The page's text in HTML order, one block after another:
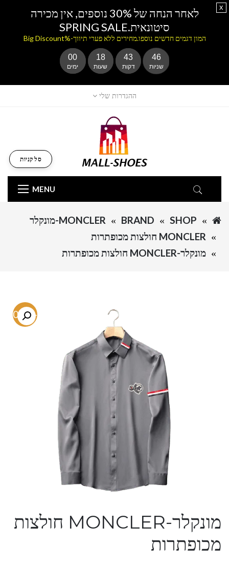
ההגדרות שלי
MENU
סל קניות
SHOP
BRAND
MONCLER-מונקלר
MONCLER חולצות מכופתרות
מונקלר-MONCLER חולצות מכופתרות
-80.2%
מונקלר-MONCLER חולצות
מכופתרות
לאחר הנחה של 30% נוספים, אין מכירה
סיטונאית.SPRING SALE
המון דגמים חדשים נוספו.מחירים ללא פערי תיווך-%Big Discount
00
ימים
18
שעות
43
דקות
46
שניות
x